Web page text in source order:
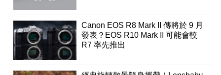
Canon EOS R8 Mark II 傳將於 9 月
發表？EOS R10 Mark II 可能會較
R7 率先推出